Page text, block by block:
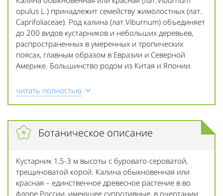
opulus L.) принадлежит семейству жимолостных (лат.
Caprifoliaceae). Род калина (лат.Viburnum) объединяет
до 200 видов кустарников и небольших деревьев,
распространенных в умеренных и тропических
поясах, главным образом в Евразии и Северной
Америке. Большинство родом из Китая и Японии.
читать полностью
Ботаническое описание
Кустарник 1,5-3 м высоты с буровато-сероватой,
трещиноватой корой. Калина обыкновенная или
красная – единственное древесное растение в во
флоре России, имеющее супротивные, в очертании